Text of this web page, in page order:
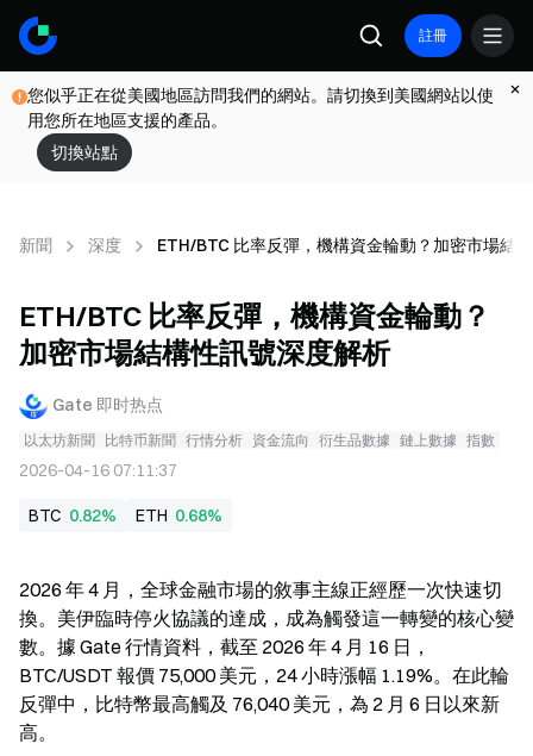
註冊
您似乎正在從美國地區訪問我們的網站。請切換到美國網站以使
用您所在地區支援的產品。
切換站點
新聞 深度 ETH/BTC 比率反彈，機構資金輪動？加密市場結
ETH/BTC 比率反彈，機構資金輪動？
加密市場結構性訊號深度解析
Gate 即时热点
以太坊新聞 比特币新聞 行情分析 資金流向 衍生品數據 鏈上數據 指數
2026-04-16 07:11:37
BTC 0.82% ETH 0.68%
2026 年 4 月，全球金融市場的敘事主線正經歷一次快速切
換。美伊臨時停火協議的達成，成為觸發這一轉變的核心變
數。據 Gate 行情資料，截至 2026 年 4 月 16 日，
BTC/USDT 報價 75,000 美元，24 小時漲幅 1.19%。在此輪
反彈中，比特幣最高觸及 76,040 美元，為 2 月 6 日以來新
高。